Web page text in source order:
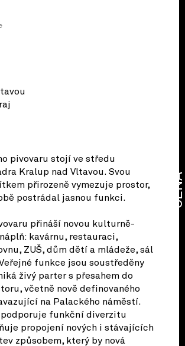
pivovaru stojí ve středu
Kralup nad Vltavou. Svou
přirozeně vymezuje prostor,
postrádal jasnou funkci.
přináší novou kulturně-
kavárnu, restauraci,
ZUŠ, dům dětí a mládeže, sál
funkce jsou soustředěny
živý parter s přesahem do
včetně nově definovaného
na Palackého náměstí.
funkční diverzitu
propojení nových i stávajících
způsobem, který by nová
CENA